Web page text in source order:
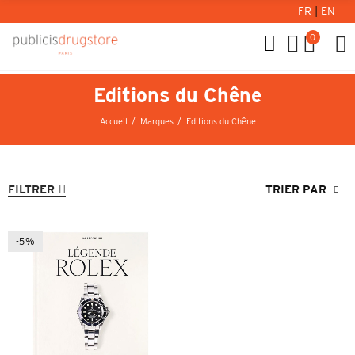
FR EN
0
Editions du Chêne
Accueil Marques Editions du Chêne
FILTRER TRIER PAR
-5%